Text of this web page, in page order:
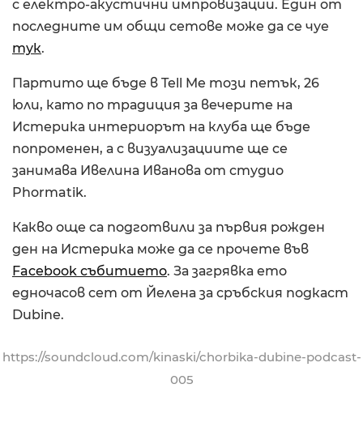
с електро-акустични импровизации. Един от
последните им общи сетове може да се чуе
тук.
Партито ще бъде в Tell Me този петък, 26
юли, като по традиция за вечерите на
Истерика интериорът на клуба ще бъде
попроменен, а с визуализациите ще се
занимава Ивелина Иванова от студио
Phormatik.
Какво още са подготвили за първия рожден
ден на Истерика може да се прочете във
Facebook събитието. За загрявка ето
едночасов сет от Йелена за сръбския подкаст
Dubine.
https://soundcloud.com/kinaski/chorbika-dubine-podcast-
005